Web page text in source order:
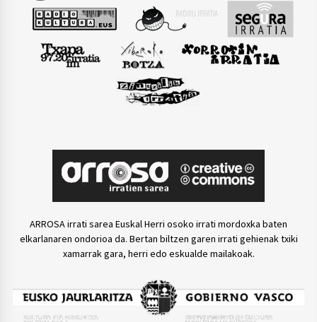
ARROSA irrati sarea Euskal Herri osoko irrati mordoxka baten
elkarlanaren ondorioa da. Bertan biltzen garen irrati gehienak txiki
xamarrak gara, herri edo eskualde mailakoak.